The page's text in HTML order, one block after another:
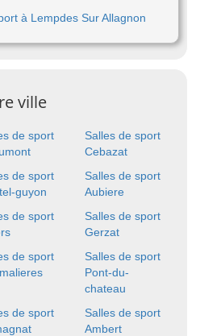
à Lempdes Sur Allagnon
ville
de sport
Salles de sport
Cebazat
de sport
guyon
Salles de sport
Aubiere
de sport
Salles de sport
Gerzat
de sport
Salles de sport
Pont-du-
chateau
de sport
Salles de sport
Ambert